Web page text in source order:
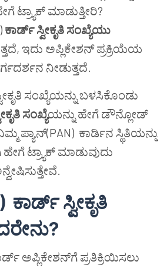
ಟ್ರ್ಯಾಕ್ ಮಾಡುತ್ತೀರಿ?
ಕಾರ್ಡ್ ಸ್ವೀಕೃತಿ ಸಂಖ್ಯೆಯು
ಇದು ಅಪ್ಲಿಕೇಶನ್ ಪ್ರಕ್ರಿಯೆಯ
ನೀಡುತ್ತದೆ.
ಸಂಖ್ಯೆಯನ್ನು ಬಳಸಿಕೊಂಡು
ಸಂಖ್ಯೆಯನ್ನು ಹೇಗೆ ಡೌನ್ಲೋಡ್
ಪ್ಯಾನ್(PAN) ಕಾರ್ಡಿನ ಸ್ಥಿತಿಯನ್ನು
ಟ್ರ್ಯಾಕ್ ಮಾಡುವುದು
ಕಾರ್ಡ್ಸ್ವೀಕೃತಿ
?
ಅಪ್ಲಿಕೇಶನ್‌ಗೆ ಪ್ರತಿಕ್ರಿಯಿಸಲು